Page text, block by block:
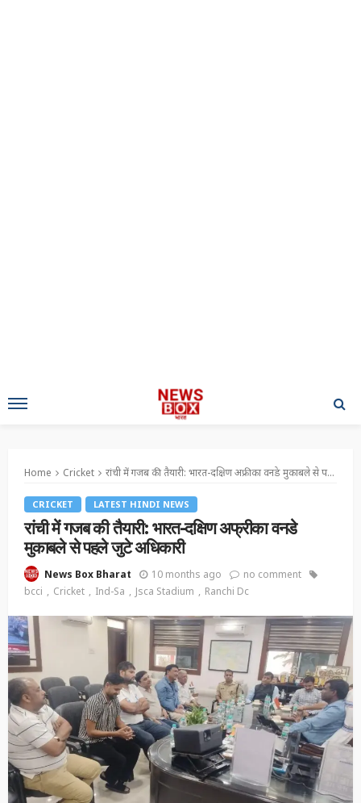
Home Cricket रांची में गजब की तैयारी: भारत-दक्षिण अफ्रीका वनडे मुकाबले से पहले जुटे अधिकारी
CRICKET LATEST HINDI NEWS
रांची में गजब की तैयारी: भारत-दक्षिण अफ्रीका वनडे
मुकाबले से पहले जुटे अधिकारी
News Box Bharat 10 months ago
no comment
bcci
Cricket Ind-Sa Jsca Stadium Ranchi Dc